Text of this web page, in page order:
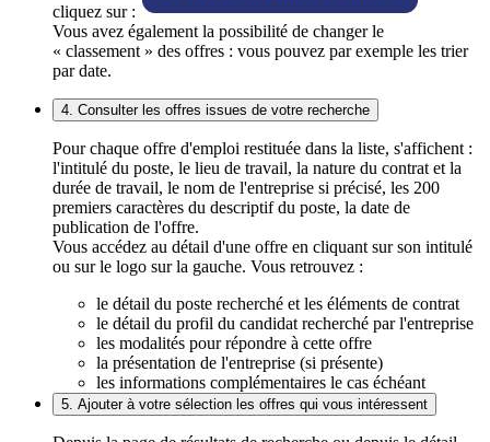
cliquez sur :
Vous avez également la possibilité de changer le
« classement » des offres : vous pouvez par exemple les trier
par date.
4. Consulter les offres issues de votre recherche
Pour chaque offre d'emploi restituée dans la liste, s'affichent :
l'intitulé du poste, le lieu de travail, la nature du contrat et la
durée de travail, le nom de l'entreprise si précisé, les 200
premiers caractères du descriptif du poste, la date de
publication de l'offre.
Vous accédez au détail d'une offre en cliquant sur son intitulé
ou sur le logo sur la gauche. Vous retrouvez :
le détail du poste recherché et les éléments de contrat
le détail du profil du candidat recherché par l'entreprise
les modalités pour répondre à cette offre
la présentation de l'entreprise (si présente)
les informations complémentaires le cas échéant
5. Ajouter à votre sélection les offres qui vous intéressent